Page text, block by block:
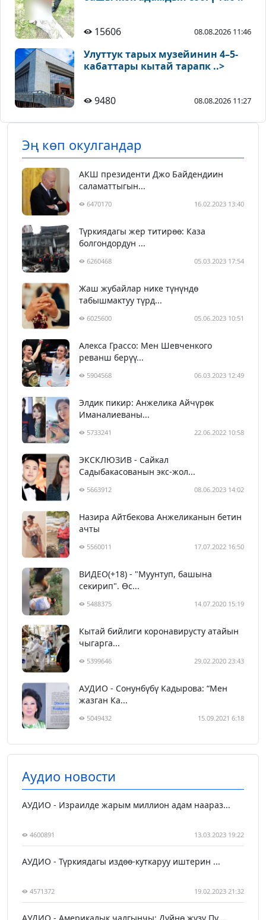
15606 08.08.2026 11:46
Улуттук тарых музейинин 4–5-
кабаттары кытай тарапк ..>
9480 08.08.2026 11:27
Эң көп окулгандар
АКШ президенти Джо Байдендиин
саламаттыгын...
6470170 16.02.2023 13:40
Түркиядагы жер титирөө: Каза
болгондордун ...
6260468 05.03.2023 17:54
Жаш жубайлар нике түнүндө
табышмактуу түрд...
6025600 05.06.2023 10:51
Алекса Грассо: Мен Шевченкого
реванш берүү...
5904568 06.03.2023 12:49
Элдик пикир: Анжелика Айчүрөк
Иманалиеваны...
5733241 22.06.2022 10:58
ЭКСКЛЮЗИВ - Сайкал
Садыбакасованын экс-жол...
5663912 08.06.2023 14:02
Назира Айтбекова Анжеликанын бетин
ачты
5560011 17.07.2022 16:50
ВИДЕО(+18) - "Муунтуп, башына
секирип". Өс...
5488375 14.07.2020 15:19
Кытай бийлиги коронавирусту атайын
чыгарга...
5399646 29.02.2020 23:43
АУДИО - Сонунбүбү Кадырова: “Мен
жазган Ка...
5049432 15.09.2021 6:18
Аудио новости
АУДИО - Израилде жарым миллион адам наараз...
4600891 13.03.2023 19:22
АУДИО - Түркиядагы издөө-куткаруу иштерин ...
4571372 19.02.2023 21:32